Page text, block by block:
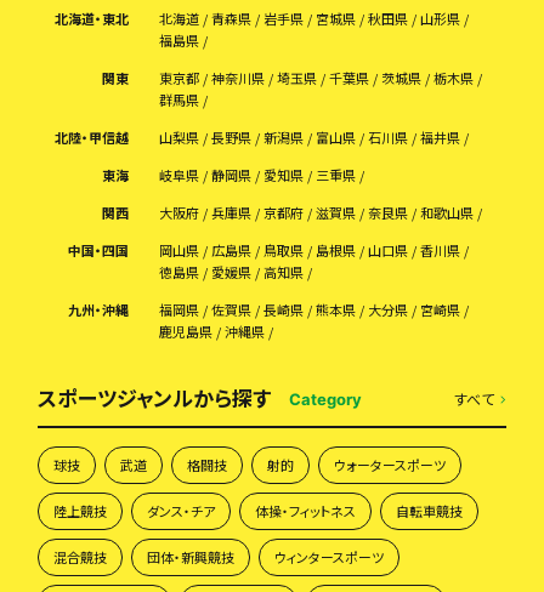
北海道・東北 北海道 青森県 岩手県 宮城県 秋田県
山形県
福島県
関東
東京都 神奈川県 埼玉県 千葉県 茨城県
栃木県
群馬県
北陸・甲信越
山梨県 長野県 新潟県 富山県 石川県
福井県
東海
岐阜県 静岡県 愛知県
三重県
関西
大阪府 兵庫県 京都府 滋賀県 奈良県
和歌山県
中国・四国
岡山県 広島県 鳥取県 島根県 山口県
香川県
徳島県
愛媛県
高知県
九州・沖縄
福岡県 佐賀県 長崎県 熊本県 大分県
宮崎県
鹿児島県
沖縄県
スポーツジャンルから探す Category すべて
球技 武道 格闘技 射的 ウォータースポーツ
陸上競技 ダンス・チア 体操・フィットネス 自転車競技
混合競技 団体・新興競技 ウィンタースポーツ